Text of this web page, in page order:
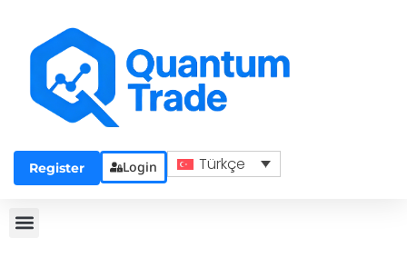
Register Login Türkçe